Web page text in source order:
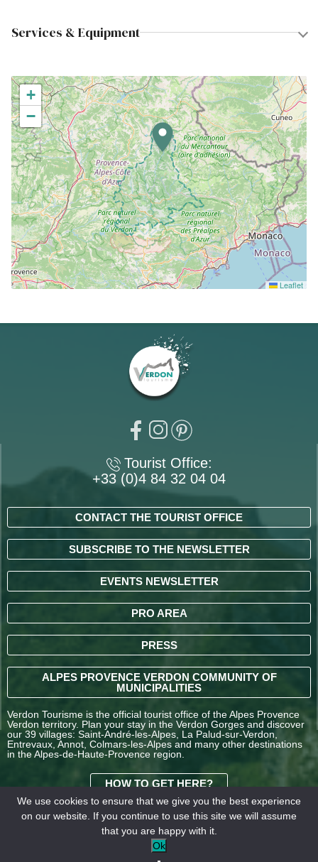
Services & Equipment
+
−
Leaflet
Tourist Office:
+33 (0)4 84 32 04 04
CONTACT THE TOURIST OFFICE
SUBSCRIBE TO THE NEWSLETTER
EVENTS NEWSLETTER
PRO AREA
PRESS
ALPES PROVENCE VERDON COMMUNITY OF
MUNICIPALITIES
Verdon Tourisme is the official tourist office of the Alpes Provence
Verdon territory. Plan your stay in the Verdon Gorges and discover
our 39 villages: Saint-André-les-Alpes, La Palud-sur-Verdon,
Entrevaux, Annot, Colmars-les-Alpes and many other destinations
in the Alpes-de-Haute-Provence region.
HOW TO GET HERE?
TERMS AND
CONDITIONS OF SALE
OFFICE DE TOURISME
INTERCOMMUNAL –
We use cookies to ensure that we give you the best experience
on our website. If you continue to use this site we will assume
that you are happy with it.
Ok